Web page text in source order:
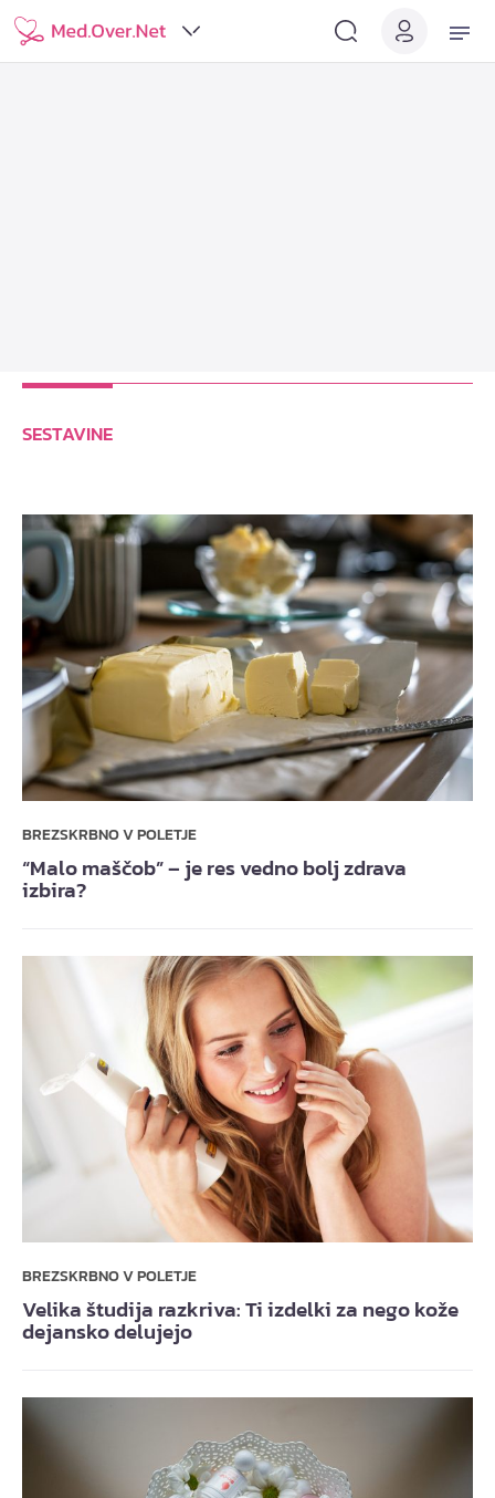
SESTAVINE
BREZSKRBNO V POLETJE
“Malo maščob” – je res vedno bolj zdrava
izbira?
BREZSKRBNO V POLETJE
Velika študija razkriva: Ti izdelki za nego kože
dejansko delujejo